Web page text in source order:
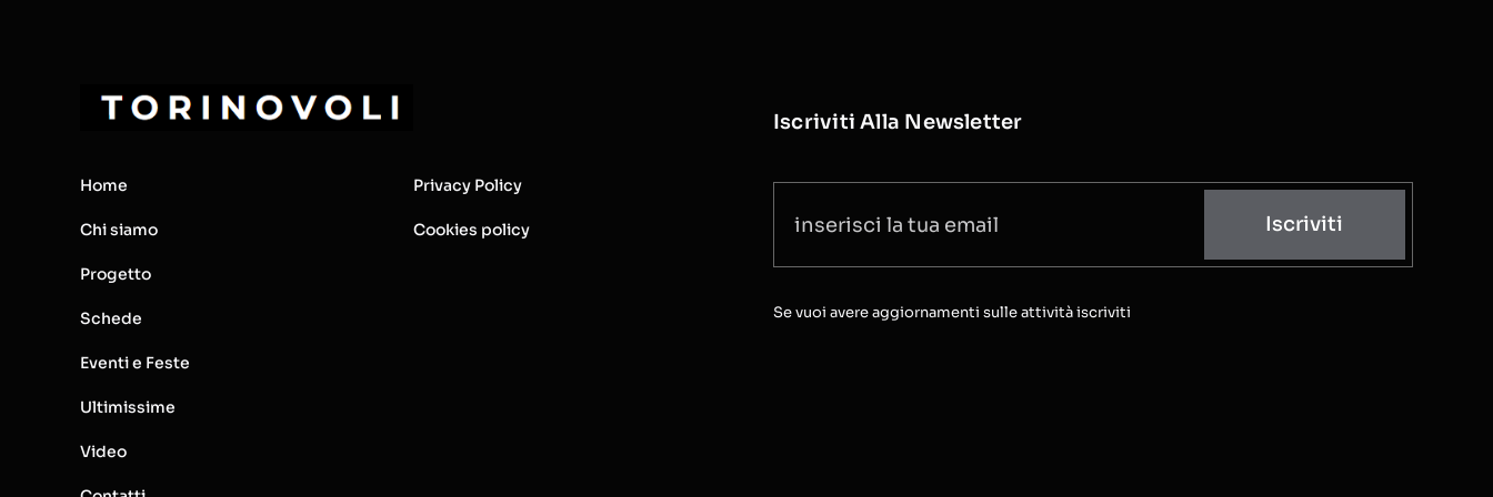
Home
Chi siamo
Progetto
Schede
Eventi e Feste
Ultimissime
Video
Privacy Policy
Cookies policy
Iscriviti Alla Newsletter
Iscriviti
Se vuoi avere aggiornamenti sulle attività iscriviti